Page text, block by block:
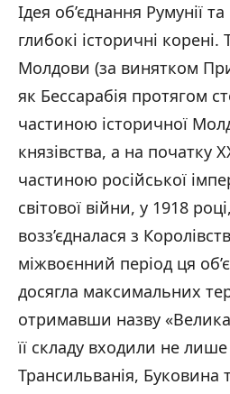
Ідея об’єднання Румунії
глибокі історичні корені.
Молдови (за винятком
як Бессарабія протягом
частиною історичної
князівства, а на початку
частиною російської
світової війни, у 1918
возз’єдналася з
міжвоєнний період ця
досягла максимальних
отримавши назву «Велика
її складу входили не
Трансильванія, Буковина